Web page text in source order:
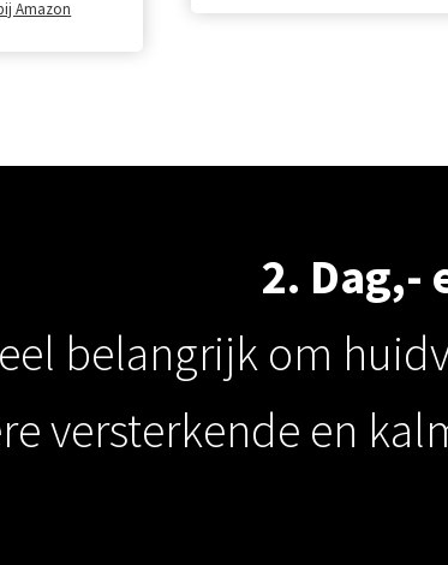
Amazon
2. Dag,-
belangrijk om
versterkende en